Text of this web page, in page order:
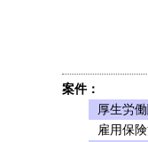
案件：
厚生労
雇用保